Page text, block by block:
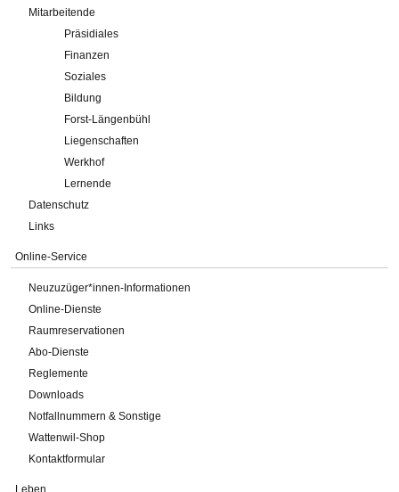
Mitarbeitende
Präsidiales
Finanzen
Soziales
Bildung
Forst-Längenbühl
Liegenschaften
Werkhof
Lernende
Datenschutz
Links
Online-Service
Neuzuzüger*innen-Informationen
Online-Dienste
Raumreservationen
Abo-Dienste
Reglemente
Downloads
Notfallnummern & Sonstige
Wattenwil-Shop
Kontaktformular
Leben